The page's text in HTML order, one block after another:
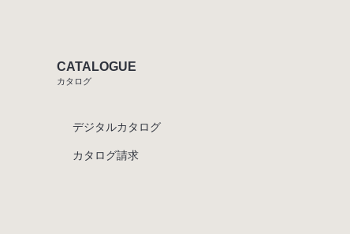
CATALOGUE
カタログ
デジタルカタログ
カタログ請求